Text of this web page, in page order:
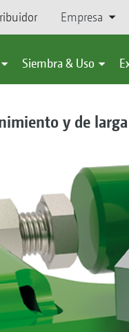
Empresa
Siembra & Uso
y de